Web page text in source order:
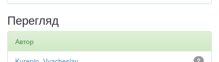
Перегляд
Автор